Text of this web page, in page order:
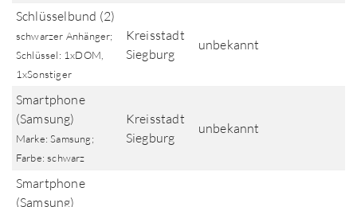
Schlüsselbund (2)
schwarzer Anhänger;
Schlüssel: 1xDOM,
1xSonstiger
Kreisstadt
Siegburg
unbekannt
Smartphone
(Samsung)
Marke: Samsung;
Farbe: schwarz
Kreisstadt
Siegburg
unbekannt
Smartphone
(Samsung)